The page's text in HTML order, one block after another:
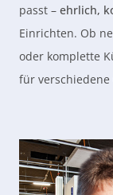
passt – ehrlich,
Einrichten. Ob
oder komplette
für verschiedene